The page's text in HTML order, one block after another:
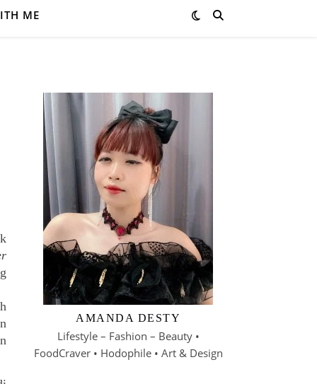
ME
AMANDA DESTY
Lifestyle – Fashion – Beauty •
FoodCraver • Hodophile • Art & Design